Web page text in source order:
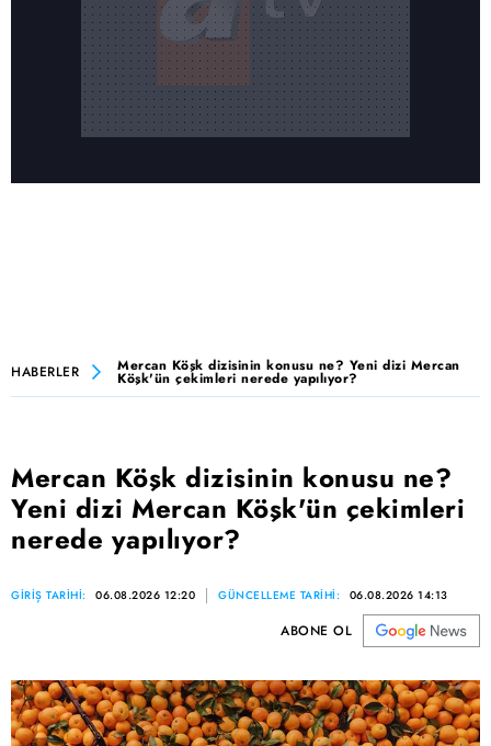
HABERLER Mercan Köşk dizisinin konusu ne? Yeni dizi Mercan
Köşk'ün çekimleri nerede yapılıyor?
Mercan Köşk dizisinin konusu ne?
Yeni dizi Mercan Köşk'ün çekimleri
nerede yapılıyor?
GİRİŞ TARİHİ: 06.08.2026 12:20 GÜNCELLEME TARİHİ: 06.08.2026 14:13
ABONE OL